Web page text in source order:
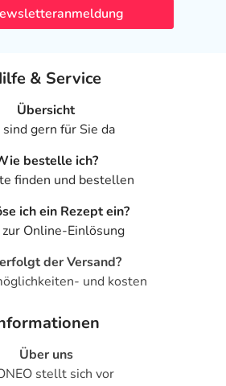
& Service
Übersicht
gern für Sie da
bestelle ich?
finden und bestellen
ich ein Rezept ein?
Online-Einlösung
der Versand?
und kosten
Über uns
stellt sich vor